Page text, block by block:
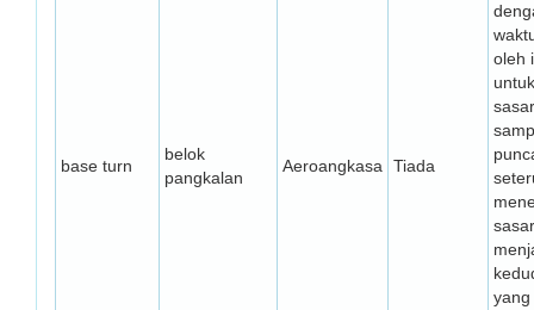
base turn
belok
pangkalan
Aeroangkasa Tiada
oleh
yang